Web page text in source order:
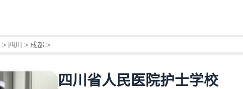
> 四川 > 成都 >
四川省人民医院护士学校